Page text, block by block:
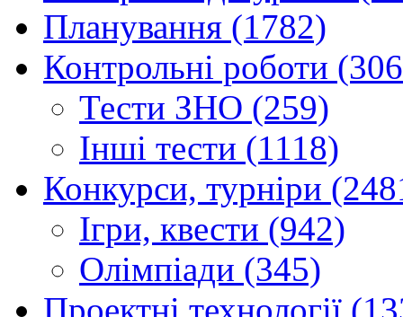
Планування (1782)
Контрольні роботи
Тести ЗНО (259)
Інші тести (1118)
Конкурси, турніри
Ігри, квести (942)
Олімпіади (345)